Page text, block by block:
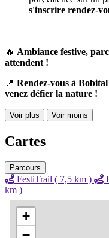
s'inscrire rendez-
🔥 Ambiance festive,
attendent !
📍 Rendez-vous à
venez défier la nature !
Voir plus Voir moins
Cartes
Parcours
FestiTrail ( 7,5 km )
km )